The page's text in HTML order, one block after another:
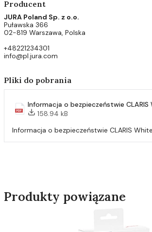
Producent
JURA Poland Sp. z o.o.
Puławska 366
02-819 Warszawa, Polska
+48221234301
info@pl.jura.com
Pliki do pobrania
Informacja o bezpieczeństwie
158.94 kB
Informacja o bezpieczeństwie CLARIS White
Produkty powiązane